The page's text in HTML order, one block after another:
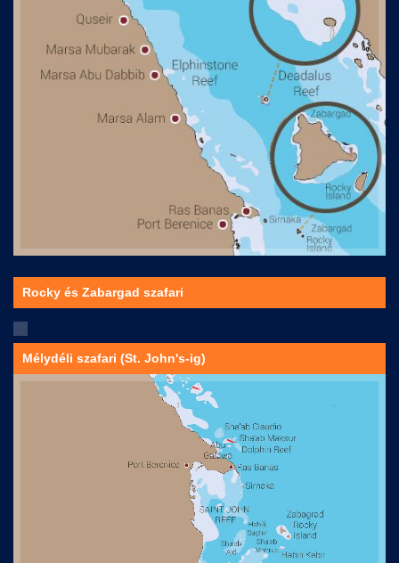
Rocky és Zabargad szafari
Mélydéli szafari (St. John's-ig)